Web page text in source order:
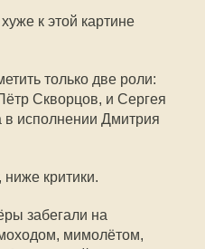
к этой картине
только две роли:
Скворцов, и Сергея
в исполнении Дмитрия
критики.
забегали на
мимолётом,